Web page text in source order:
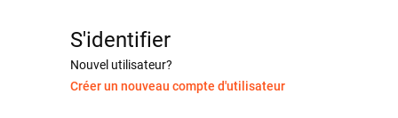
S'identifier
Nouvel utilisateur?
Créer un nouveau compte d'utilisateur